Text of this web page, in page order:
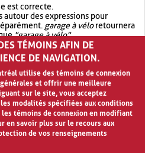
est correcte.
des expressions pour
garage à véloretournera
"garage à vélo".
avec OR.garage OR vélo
résultat quegarage à vélo
TÉMOINS AFIN DE
DE NAVIGATION.
utilise des témoins de connexion
et offrir une meilleure
sur le site, vous acceptez
modalités spécifiées aux conditions
témoins de connexion en modifiant
en savoir plus sur le recours aux
de vos renseignements